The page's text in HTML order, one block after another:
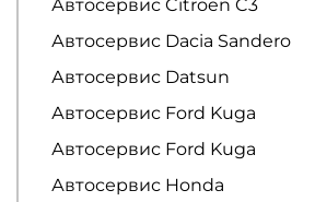
Автосервис Citroen C3
Автосервис Dacia Sandero
Автосервис Datsun
Автосервис Ford Kuga
Автосервис Ford Kuga
Автосервис Honda